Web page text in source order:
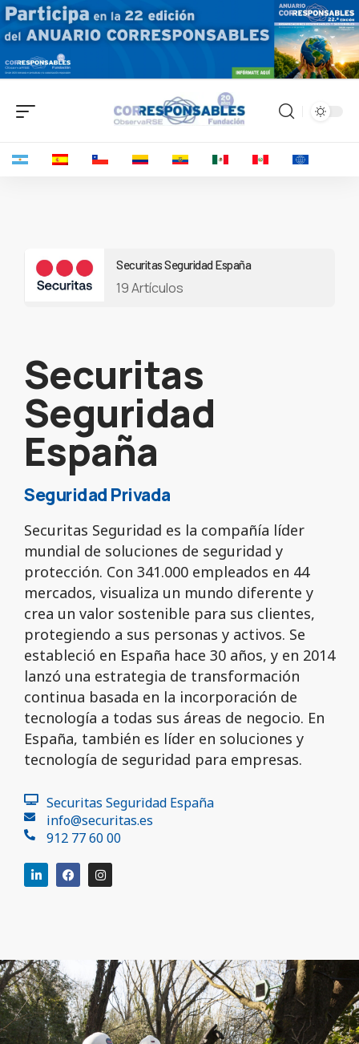
Securitas Seguridad España
19 Artículos
Securitas
Seguridad
España
Seguridad Privada
Securitas Seguridad es la compañía líder
mundial de soluciones de seguridad y
protección. Con 341.000 empleados en 44
mercados, visualiza un mundo diferente y
crea un valor sostenible para sus clientes,
protegiendo a sus personas y activos. Se
estableció en España hace 30 años, y en 2014
lanzó una estrategia de transformación
continua basada en la incorporación de
tecnología a todas sus áreas de negocio. En
España, también es líder en soluciones y
tecnología de seguridad para empresas.
Securitas Seguridad España
info@securitas.es
912 77 60 00